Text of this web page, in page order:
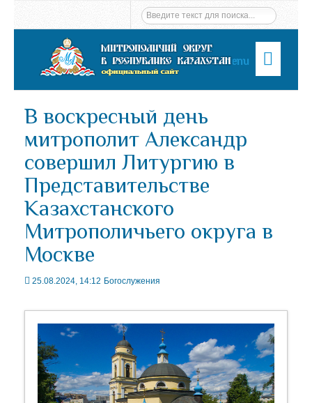
Menu
В воскресный день
митрополит Александр
совершил Литургию в
Представительстве
Казахстанского
Митрополичьего округа в
Москве
25.08.2024, 14:12 Богослужения